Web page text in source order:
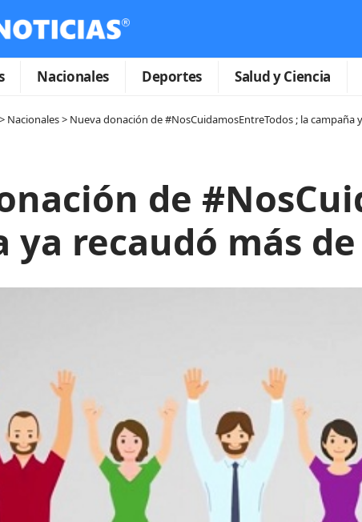
Nacionales Deportes Salud y Ciencia
> Nacionales> Nueva donación de #NosCuidamosEntreTodos ; la campaña
de
ya recaudó más de